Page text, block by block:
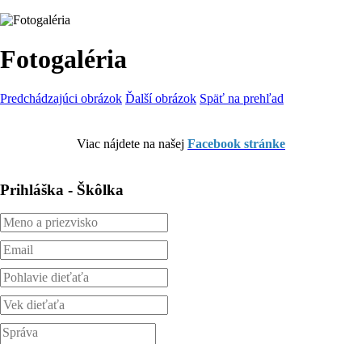
Fotogaléria
Predchádzajúci obrázok Ďalší obrázok Späť na prehľad
Viac nájdete na našej Facebook stránke
Prihláška - Škôlka